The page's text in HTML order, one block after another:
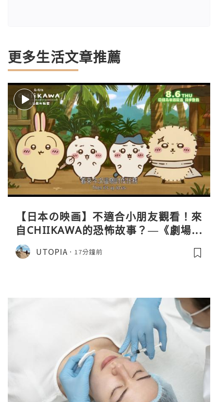
更多生活文章推薦
【日本の映画】不適合小朋友觀看！來
自CHIIKAWA的恐怖故事？—《劇場版
CHIIKAWA 人魚島的秘密》
UTOPIA 17分鐘前